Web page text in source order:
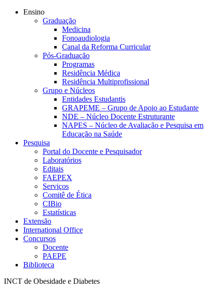
Ensino
Graduação
Medicina
Fonoaudiologia
Canal da Reforma Curricular
Pós-Graduação
Programas
Residência Médica
Residência Multiprofissional
Grupo e Núcleos
Entidades Estudantis
GRAPEME – Grupo de Apoio ao Estudante
NDE – Núcleo Docente Estruturante
NAPES – Núcleo de Avaliação e Pesquisa em
Educação na Saúde
Pesquisa
Portal do Docente e Pesquisador
Laboratórios
Editais
FAEPEX
Serviços
Comitê de Ética
CIBio
Estatísticas
Extensão
International Office
Concursos
Docente
PAEPE
Biblioteca
INCT de Obesidade e Diabetes